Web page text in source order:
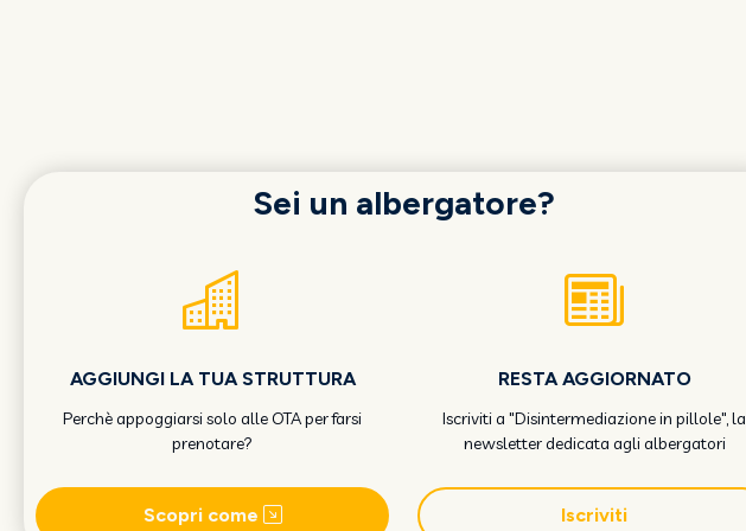
Sei un albergatore?
AGGIUNGI LA TUA STRUTTURA
Perchè appoggiarsi solo alle OTA per farsi
prenotare?
Scopri come
RESTA AGGIORNATO
Iscriviti a "Disintermediazione in pillole", la
newsletter dedicata agli albergatori
Iscriviti